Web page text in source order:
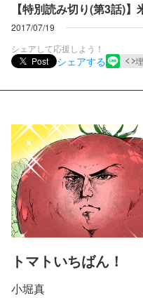
【特別読み切り(第3話)】
2017/07/19
シェアして応援しよう！
Post
シェアする
トマトいちばん！
小堀真